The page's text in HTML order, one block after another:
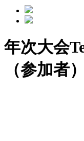
年次大会
（参加者）